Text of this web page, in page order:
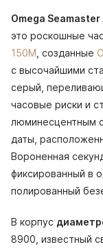
Omega
это роскошные
150M , созданные
с высочайшими
серый,
часовые риски и
люминесцентным
даты,
Вороненная
фиксированный в
полированный
В корпус
8900, известный